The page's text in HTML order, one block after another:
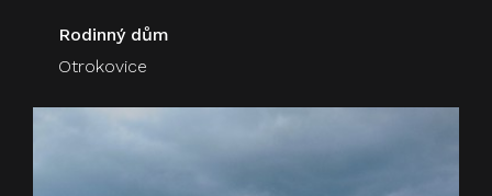
Rodinný dům
Otrokovice